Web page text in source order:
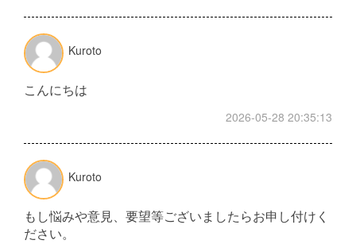
Kuroto
こんにちは
2026-05-28 20:35:13
Kuroto
もし悩みや意見、要望等ございましたらお申し付けく
ださい。